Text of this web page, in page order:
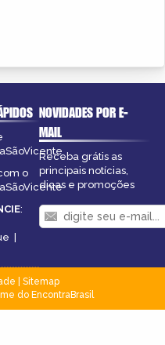
o
:
|
NOVIDADES POR E-
MAIL
Receba grátis as
principais notícias,
dicas e promoções
Sitemap
do EncontraBrasil